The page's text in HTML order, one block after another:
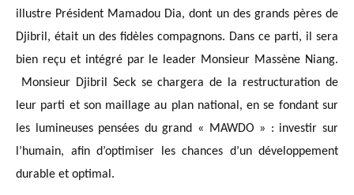
illustre Président Mamadou Dia, dont un des grands pères de
Djibril, était un des fidèles compagnons. Dans ce parti, il sera
bien reçu et intégré par le leader Monsieur Massène Niang.
Monsieur Djibril Seck se chargera de la restructuration de
leur parti et son maillage au plan national, en se fondant sur
les lumineuses pensées du grand « MAWDO » : investir sur
l’humain, afin d’optimiser les chances d’un développement
durable et optimal.